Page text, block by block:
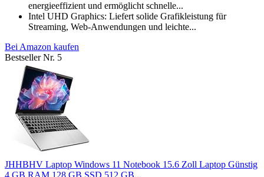
energieeffizient und ermöglicht schnelle...
Intel UHD Graphics: Liefert solide Grafikleistung für
Streaming, Web-Anwendungen und leichte...
Bei Amazon kaufen
Bestseller Nr. 5
JHHBHV Laptop Windows 11 Notebook 15.6 Zoll Laptop Günstig
4 GB RAM 128 GB SSD 512 GB...